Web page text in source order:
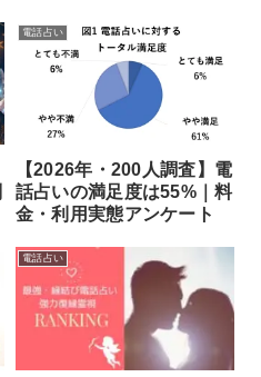
電話占い
【2026年・200人調査】電
話占いの満足度は55%｜料
金・利用実態アンケート
電話占い